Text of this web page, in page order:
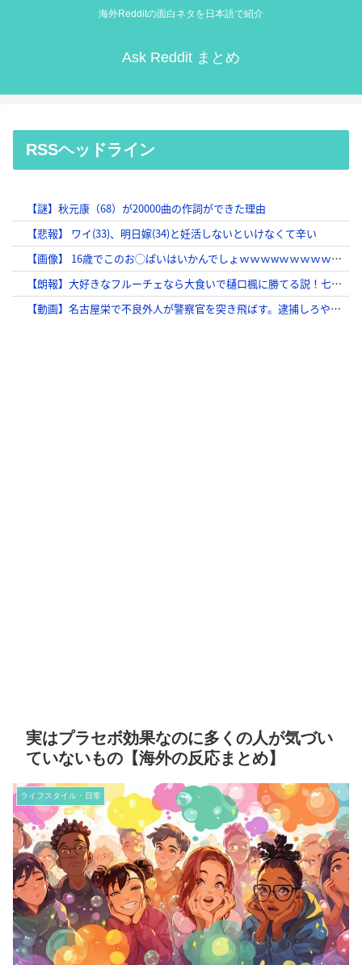
海外Redditの面白ネタを日本語で紹介
Ask Reddit まとめ
RSSヘッドライン
実はプラセボ効果なのに多くの人が気づい
ていないもの【海外の反応まとめ】
ライフスタイル・日常